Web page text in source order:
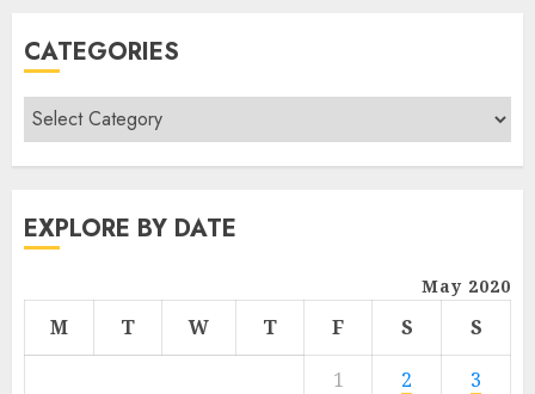
CATEGORIES
EXPLORE BY DATE
May 2020
M T W T F S
S
1
2
3